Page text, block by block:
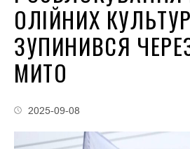
ОЛІЙНИХ
ЗУПИНИВСЯ
МИТО
2025-09-08